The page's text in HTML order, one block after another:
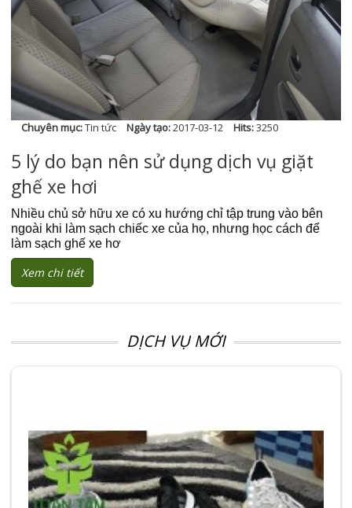
Chuyên mục:Tin tức Ngày tạo:2017-03-12 Hits:3250
5 lý do bạn nên sử dụng dịch vụ giặt
ghế xe hơi
Nhiều chủ sở hữu xe có xu hướng chỉ tập trung vào bên
ngoài khi làm sạch chiếc xe của họ, nhưng học cách để
làm sạch ghế xe hơ
Xem chi tiết
DỊCH VỤ MỚI